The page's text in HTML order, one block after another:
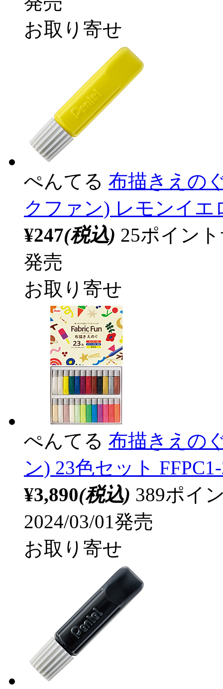
お取り寄せ
ぺんてる 布描きえの
クファン) レモンイエ
¥247(税込) 25ポイン
発売
お取り寄せ
ぺんてる 布描きえの
ン) 23色セット
¥3,890(税込) 389ポイ
2024/03/01発売
お取り寄せ